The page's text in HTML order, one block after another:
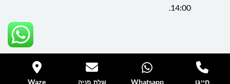
14:00.
חייגו Whatsapp
Waze
כל הזכויות שמורות ללה גן